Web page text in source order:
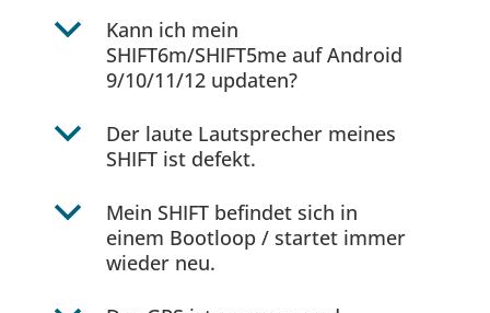
b
Kann ich mein
SHIFT6m/SHIFT5me auf Android
9/10/11/12 updaten?
b
Der laute Lautsprecher meines
SHIFT ist defekt.
b
Mein SHIFT befindet sich in
einem Bootloop / startet immer
wieder neu.